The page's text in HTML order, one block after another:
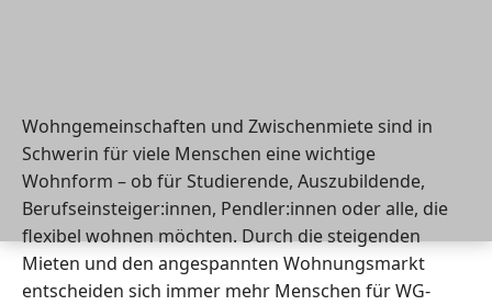
Wohngemeinschaften und Zwischenmiete sind in
Schwerin für viele Menschen eine wichtige
Wohnform – ob für Studierende, Auszubildende,
Berufseinsteiger:innen, Pendler:innen oder alle, die
flexibel wohnen möchten. Durch die steigenden
Mieten und den angespannten Wohnungsmarkt
entscheiden sich immer mehr Menschen für WG-